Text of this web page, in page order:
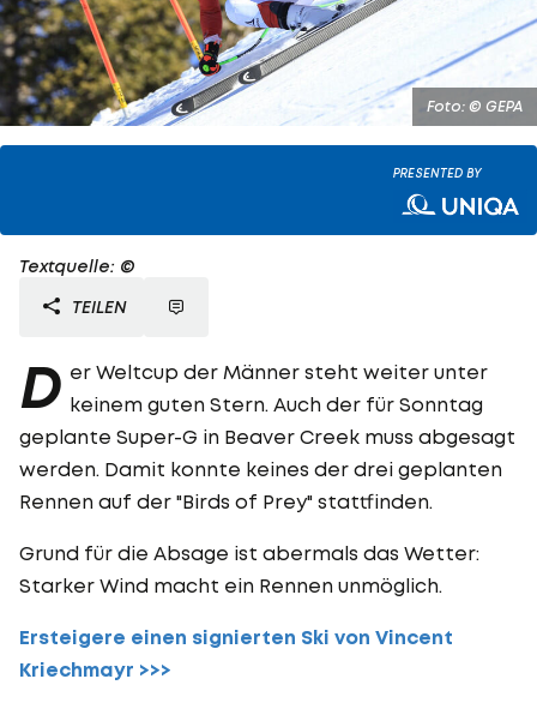
Foto: © GEPA
PRESENTED BY
Textquelle: ©
TEILEN
D er Weltcup der Männer steht weiter unter
keinem guten Stern. Auch der für Sonntag
geplante Super-G in Beaver Creek muss abgesagt
werden. Damit konnte keines der drei geplanten
Rennen auf der "Birds of Prey" stattfinden.
Grund für die Absage ist abermals das Wetter:
Starker Wind macht ein Rennen unmöglich.
Ersteigere einen signierten Ski von Vincent
Kriechmayr >>>